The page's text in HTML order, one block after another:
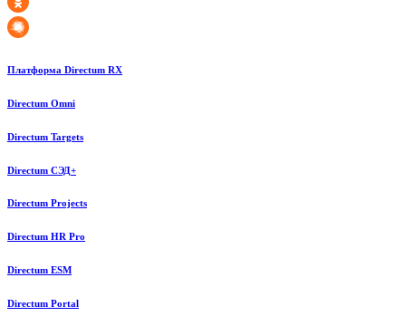
Платформа Directum RX
Directum Omni
Directum Targets
Directum СЭД+
Directum Projects
Directum HR Pro
Directum ESM
Directum Portal